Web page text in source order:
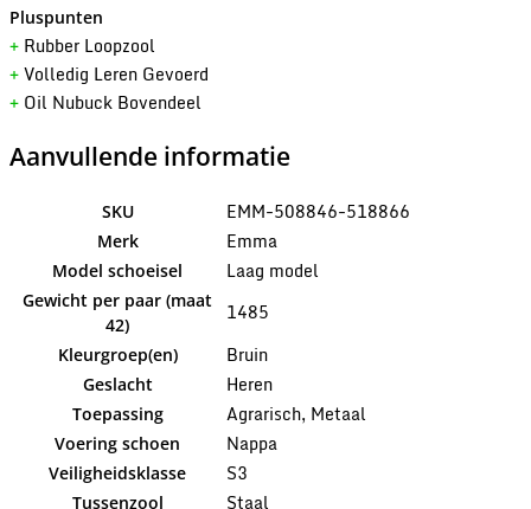
Pluspunten
+ Rubber Loopzool
+ Volledig Leren Gevoerd
+ Oil Nubuck Bovendeel
Aanvullende informatie
SKU EMM-508846-518866
Merk Emma
Model schoeisel Laag model
Gewicht per paar (maat
42)
1485
Kleurgroep(en) Bruin
Geslacht Heren
Toepassing Agrarisch, Metaal
Voering schoen Nappa
Veiligheidsklasse S3
Tussenzool Staal